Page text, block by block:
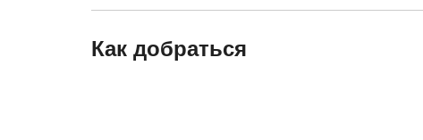
Как добраться